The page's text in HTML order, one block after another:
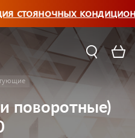
стояночных
поворотные)